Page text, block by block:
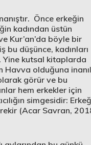
Önce erkeğin
kadından üstün
Kur’an’da böyle bir
bu düşünce, kadınları
Yine kutsal kitaplarda
Havva olduğuna
görür ve bu
hem erkekler için
simgesidir:
(Acar Savran,